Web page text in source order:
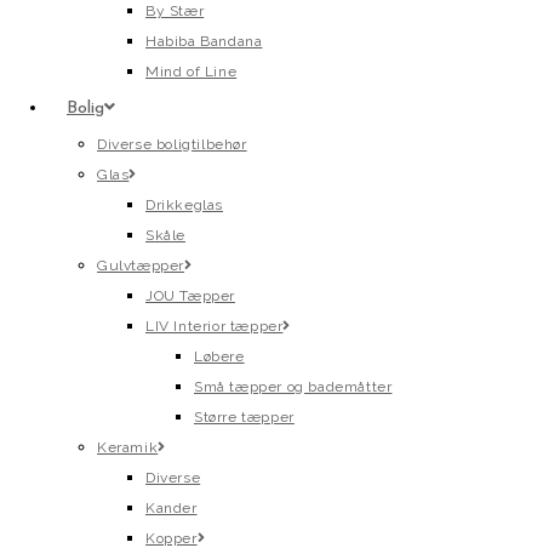
By Stær
Habiba Bandana
Mind of Line
Bolig
Diverse boligtilbehør
Glas
Drikkeglas
Skåle
Gulvtæpper
JOU Tæpper
LIV Interior tæpper
Løbere
Små tæpper og bademåtter
Større tæpper
Keramik
Diverse
Kander
Kopper